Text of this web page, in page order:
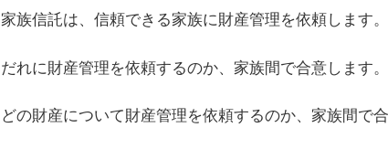
家族信託は、信頼できる家族に財産管理を依頼します。
だれに財産管理を依頼するのか、家族間で合意します。
どの財産について財産管理を依頼するのか、家族間で合